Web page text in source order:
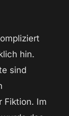
hin.
sind
Fiktion. Im